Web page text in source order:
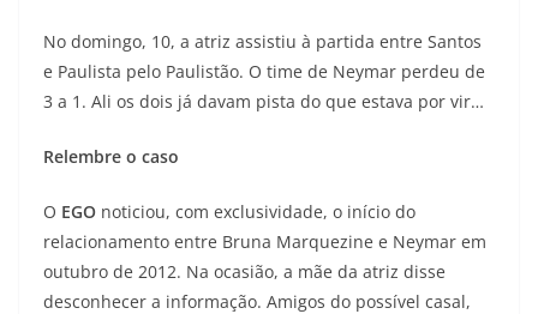
No domingo, 10, a atriz assistiu à partida entre Santos
e Paulista pelo Paulistão. O time de Neymar perdeu de
3 a 1. Ali os dois já davam pista do que estava por vir…
Relembre o caso
O EGO noticiou, com exclusividade, o início do
relacionamento entre Bruna Marquezine e Neymar em
outubro de 2012. Na ocasião, a mãe da atriz disse
desconhecer a informação. Amigos do possível casal,